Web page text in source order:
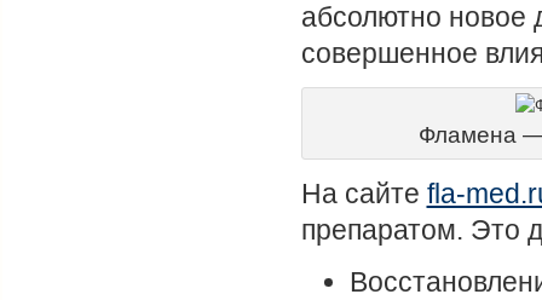
абсолютно новое
совершенное
Фламена —
На сайте fla-
препаратом. Это